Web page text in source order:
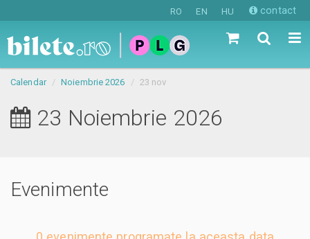
RO EN HU contact
Calendar Noiembrie 2026 23 nov
23 Noiembrie 2026
Evenimente